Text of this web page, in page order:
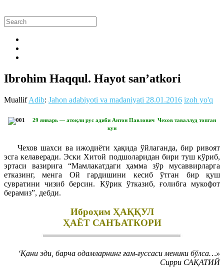
Ibrohim Haqqul. Hayot san’atkori
MuallifAdib: Jahon adabiyoti va madaniyati 28.01.2016 izoh yo'q
29 январь — атоқли рус адиби Антон Павлович Чехов таваллуд топган
кун
Чехов шахси ва ижодиёти ҳақида ўйлаганда, бир ривоят
эсга келаверади. Эски Хитой подшоларидан бири туш кўриб,
эртаси вазирига “Мамлакатдаги ҳамма зўр мусаввирларга
етказинг, менга Ой гардишини кесиб ўтган бир қуш
сувратини чизиб берсин. Кўрик ўтказиб, ғолибга мукофот
берамиз”, дебди.
Иброҳим ҲАҚҚУЛ
ҲАЁТ САНЪАТКОРИ
‘Қани эди, барча одамларнинг ғам-ғуссаси меники бўлса…»
Сирри САҚАТИЙ